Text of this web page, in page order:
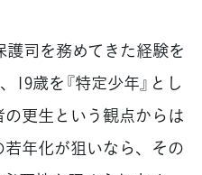
司を務めてきた経験を
19歳を『特定少年』とし
更生という観点からは
年化が狙いなら、その